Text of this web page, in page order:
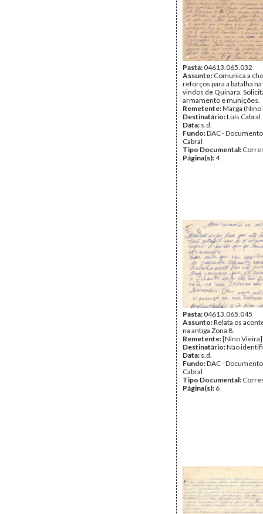
Pasta:04613.065.032
Assunto: Comunica a
reforços para a batalha
vindos de Quinara.
armamento e munições.
Remetente:Marga (Nino
Destinatário:Luís Cabral
Data: s.d.
Fundo:DAC -
Cabral
Tipo Documental:
Página(s):4
Pasta:04613.065.045
Assunto:Relata os
na antiga Zona 8.
Remetente:[Nino Vieira]
Destinatário:Não
Data: s.d.
Fundo:DAC -
Cabral
Tipo Documental:
Página(s): 6